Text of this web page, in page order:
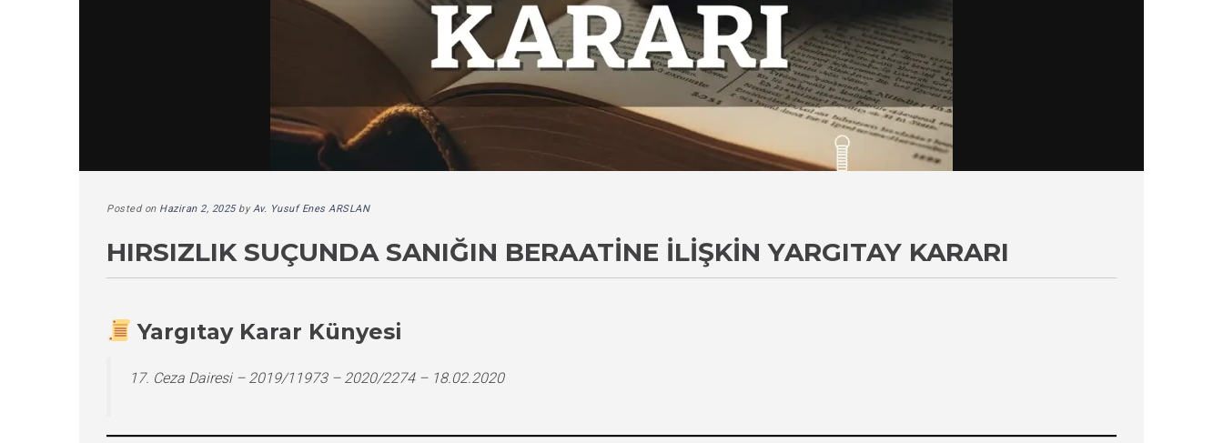
Posted on Haziran 2, 2025byAv. Yusuf Enes ARSLAN
HIRSIZLIK SUÇUNDA SANIĞIN BERAATINE İLIŞKIN YARGITAY KARARI
Yargıtay Karar Künyesi
17. Ceza Dairesi – 2019/11973 – 2020/2274 – 18.02.2020